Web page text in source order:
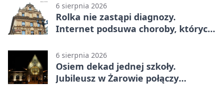
6 sierpnia 2026
Rolka nie zastąpi diagnozy.
Internet podsuwa choroby, których
6 sierpnia 2026
Osiem dekad jednej szkoły.
Jubileusz w Żarowie połączy